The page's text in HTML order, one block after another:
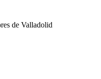
de Valladolid